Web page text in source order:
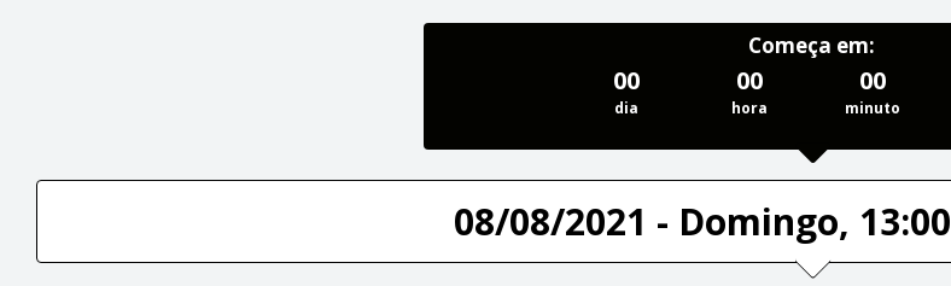
Começa em:
00
dia
00
hora
00
minuto
08/08/2021 - Domingo, 13:00